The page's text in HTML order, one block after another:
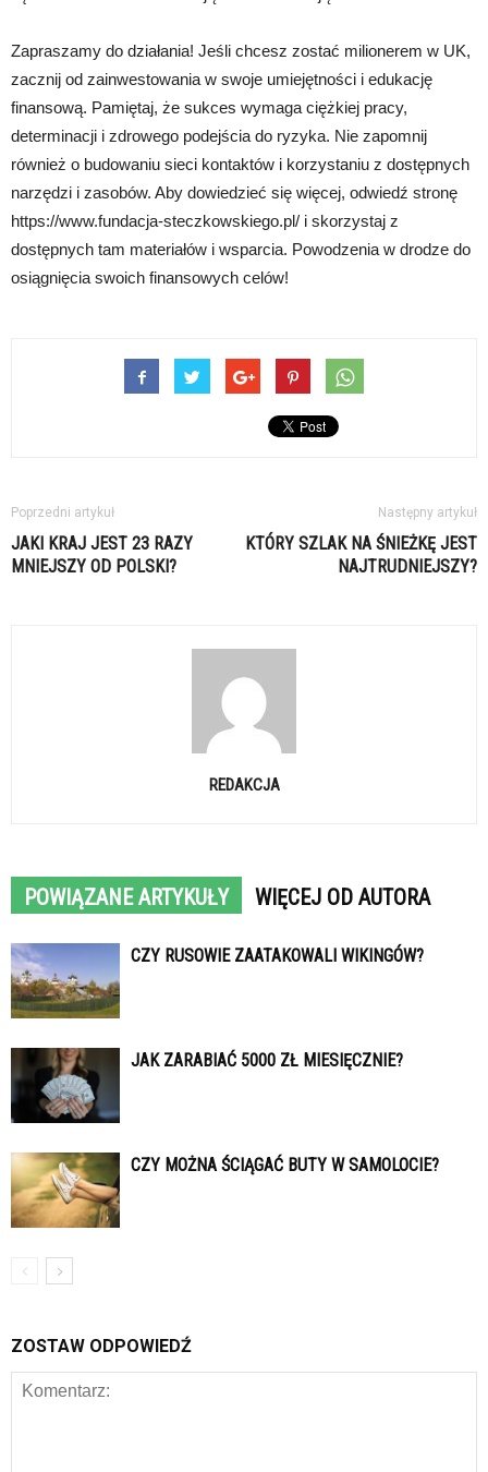
Zapraszamy do działania! Jeśli chcesz zostać milionerem w UK,
zacznij od zainwestowania w swoje umiejętności i edukację
finansową. Pamiętaj, że sukces wymaga ciężkiej pracy,
determinacji i zdrowego podejścia do ryzyka. Nie zapomnij
również o budowaniu sieci kontaktów i korzystaniu z dostępnych
narzędzi i zasobów. Aby dowiedzieć się więcej, odwiedź stronę
https://www.fundacja-steczkowskiego.pl/ i skorzystaj z
dostępnych tam materiałów i wsparcia. Powodzenia w drodze do
osiągnięcia swoich finansowych celów!
Poprzedni artykuł
JAKI KRAJ JEST 23 RAZY
MNIEJSZY OD POLSKI?
Następny artykuł
KTÓRY SZLAK NA ŚNIEŻKĘ JEST
NAJTRUDNIEJSZY?
REDAKCJA
POWIĄZANE ARTYKUŁY WIĘCEJ OD AUTORA
CZY RUSOWIE ZAATAKOWALI WIKINGÓW?
JAK ZARABIAĆ 5000 ZŁ MIESIĘCZNIE?
CZY MOŻNA ŚCIĄGAĆ BUTY W SAMOLOCIE?
ZOSTAW ODPOWIEDŹ